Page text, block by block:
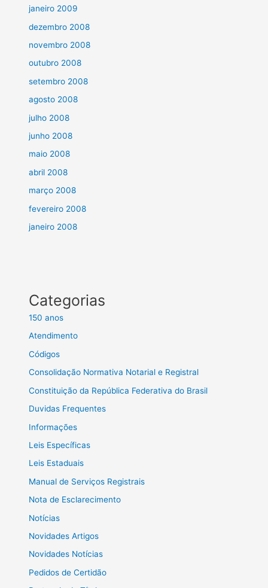
janeiro 2009
dezembro 2008
novembro 2008
outubro 2008
setembro 2008
agosto 2008
julho 2008
junho 2008
maio 2008
abril 2008
março 2008
fevereiro 2008
janeiro 2008
Categorias
150 anos
Atendimento
Códigos
Consolidação Normativa Notarial e Registral
Constituição da República Federativa do Brasil
Duvidas Frequentes
Informações
Leis Específicas
Leis Estaduais
Manual de Serviços Registrais
Nota de Esclarecimento
Notícias
Novidades Artigos
Novidades Notícias
Pedidos de Certidão